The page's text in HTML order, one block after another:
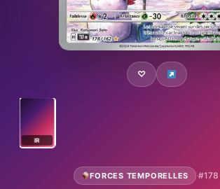
♡
IR
FORCES TEMPORELLES ·#178